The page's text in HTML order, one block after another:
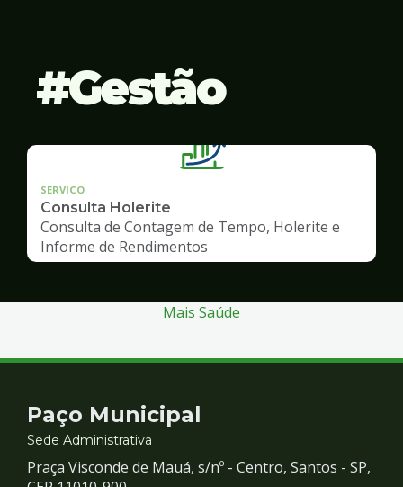
Gestão
SERVICO
Consulta Holerite
Consulta de Contagem de Tempo, Holerite e
Informe de Rendimentos
Mais Saúde
Contato
e
Paço Municipal
Sede Administrativa
Praça Visconde de Mauá, s/nº - Centro, Santos - SP,